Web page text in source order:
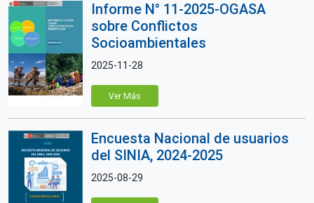
Informe N° 11-2025-OGASA
sobre Conflictos
Socioambientales
2025-11-28
Ver Más
Encuesta Nacional de usuarios
del SINIA, 2024-2025
2025-08-29